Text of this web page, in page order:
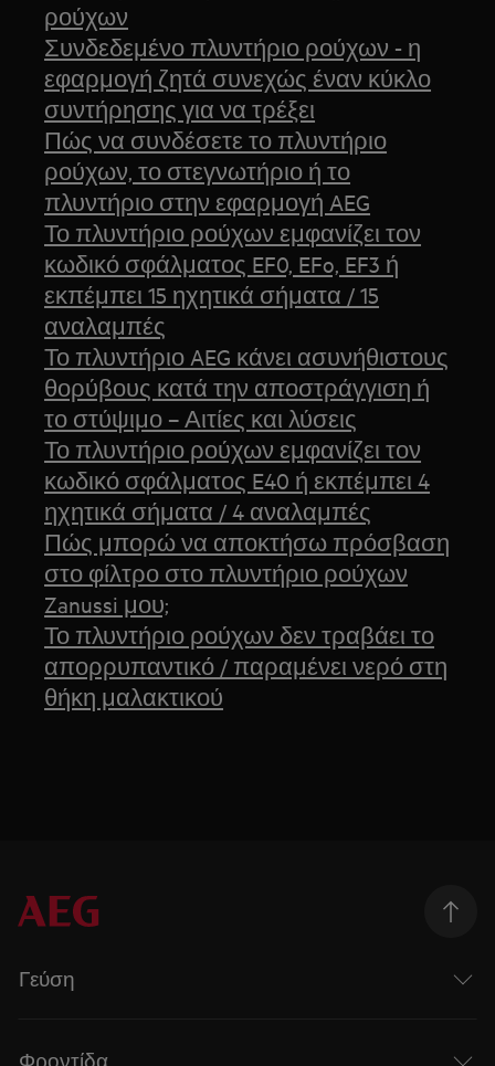
ρούχων
Συνδεδεμένο πλυντήριο ρούχων - η
εφαρμογή ζητά συνεχώς έναν κύκλο
συντήρησης για να τρέξει
Πώς να συνδέσετε το πλυντήριο
ρούχων, το στεγνωτήριο ή το
πλυντήριο στην εφαρμογή AEG
Το πλυντήριο ρούχων εμφανίζει τον
κωδικό σφάλματος EF0, EFo, EF3 ή
εκπέμπει 15 ηχητικά σήματα / 15
αναλαμπές
Το πλυντήριο AEG κάνει ασυνήθιστους
θορύβους κατά την αποστράγγιση ή
το στύψιμο – Αιτίες και λύσεις
Το πλυντήριο ρούχων εμφανίζει τον
κωδικό σφάλματος E40 ή εκπέμπει 4
ηχητικά σήματα / 4 αναλαμπές
Πώς μπορώ να αποκτήσω πρόσβαση
στο φίλτρο στο πλυντήριο ρούχων
Zanussi μου;
Το πλυντήριο ρούχων δεν τραβάει το
απορρυπαντικό / παραμένει νερό στη
θήκη μαλακτικού
Γεύση
Φροντίδα